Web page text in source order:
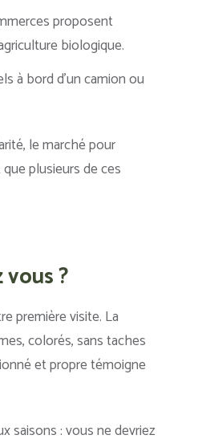
proposent
biologique.
à bord d’un camion ou
le marché pour
plusieurs de ces
?
première visite. La
colorés, sans taches
et propre témoigne
saisons : vous ne devriez